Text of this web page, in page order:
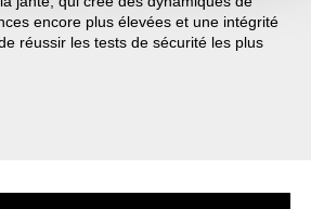
encore plus élevées et une intégrité
réussir les tests de sécurité les plus